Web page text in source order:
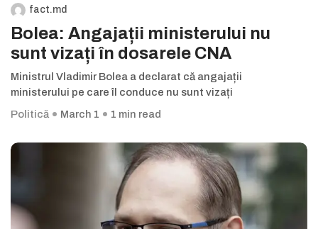
fact.md
Bolea: Angajații ministerului nu
sunt vizați în dosarele CNA
Ministrul Vladimir Bolea a declarat că angajații
ministerului pe care îl conduce nu sunt vizați
Politică
March 1 1 min read